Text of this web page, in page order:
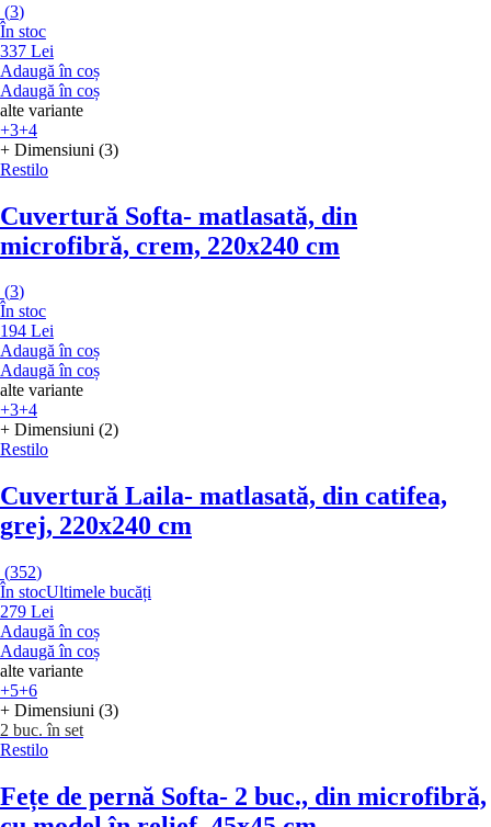
(3)
În stoc
337 Lei
Adaugă în coș
Adaugă în coș
alte variante
+3+4
+ Dimensiuni (3)
Restilo
Cuvertură Softa- matlasată, din
microfibră, crem, 220x240 cm
(3)
În stoc
194 Lei
Adaugă în coș
Adaugă în coș
alte variante
+3+4
+ Dimensiuni (2)
Restilo
Cuvertură Laila- matlasată, din catifea,
grej, 220x240 cm
(352)
În stocUltimele bucăți
279 Lei
Adaugă în coș
Adaugă în coș
alte variante
+5+6
+ Dimensiuni (3)
2 buc. în set
Restilo
Fețe de pernă Softa- 2 buc., din microfibră,